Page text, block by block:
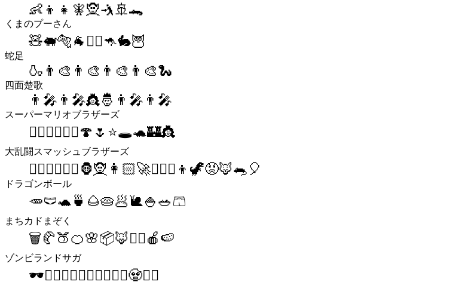
👶👦👧🧚🧝🤺🚢🐊
くまのプーさん
🧸🐖🐅🐐🚶‍♂️🦘🐇🦉
蛇足
🍶👨‍🎨👨‍🎨👨‍🎨👨‍🎨🐍
四面楚歌
👨‍🎤👨‍🎤👸🤴👨‍🎤👨‍🎤
スーパーマリオブラザーズ
👷🏻‍♂️👷🏻‍♂️🍄🌷⭐️🕳🐢🏰👸
大乱闘スマッシュブラザーズ
👷🏻‍♂️👷🏻‍♂️🦍🧝👩🏻‍🚀🦸🏻‍♂️👦🦖😡🦊🐀🎈
ドラゴンボール
🥕🩲🐢🍵🌰🥧🥟🐌🍚🥗🩳
まちカドまぞく
🗑🥐🍑🍊🌸📦🦊🙇‍♂️🍎🍉
ゾンビランドサガ
🕶🧟‍♀️🧟‍♀️🧟‍♀️🧟‍♀️🧟‍♀️🧟🧟‍♀️